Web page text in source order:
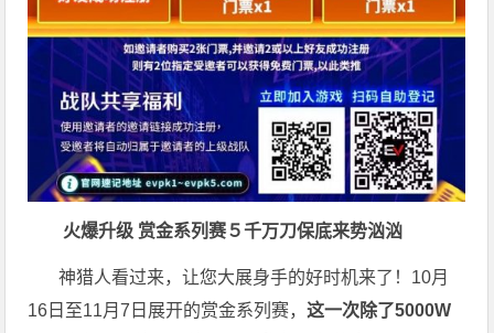
火爆升级 赏金系列赛５千万刀保底来势汹汹
神猎人看过来，让您大展身手的好时机来了！10月
16日至11月7日展开的赏金系列赛，这一次除了5000W